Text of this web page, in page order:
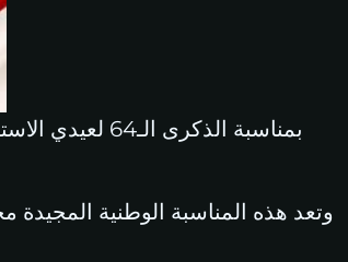
وتعد هذه المناسبة الوطنية المجيدة